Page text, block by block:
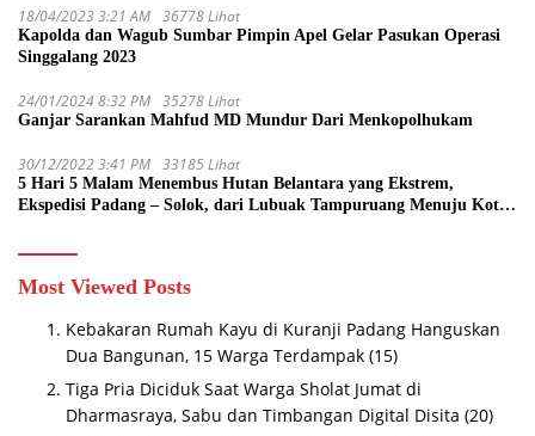
18/04/2023 3:21 AM 36778 Lihat
Kapolda dan Wagub Sumbar Pimpin Apel Gelar Pasukan Operasi
Singgalang 2023
24/01/2024 8:32 PM 35278 Lihat
Ganjar Sarankan Mahfud MD Mundur Dari Menkopolhukam
30/12/2022 3:41 PM 33185 Lihat
5 Hari 5 Malam Menembus Hutan Belantara yang Ekstrem,
Ekspedisi Padang – Solok, dari Lubuak Tampuruang Menuju Koto
Most Viewed Posts
Kebakaran Rumah Kayu di Kuranji Padang Hanguskan
Dua Bangunan, 15 Warga Terdampak (15)
Tiga Pria Diciduk Saat Warga Sholat Jumat di
Dharmasraya, Sabu dan Timbangan Digital Disita (20)